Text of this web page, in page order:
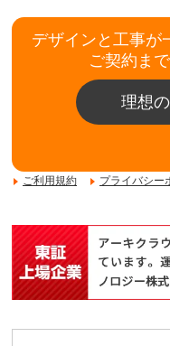
デザインと工事が
ご契約ま
理想
ご利用規約 プライバシー